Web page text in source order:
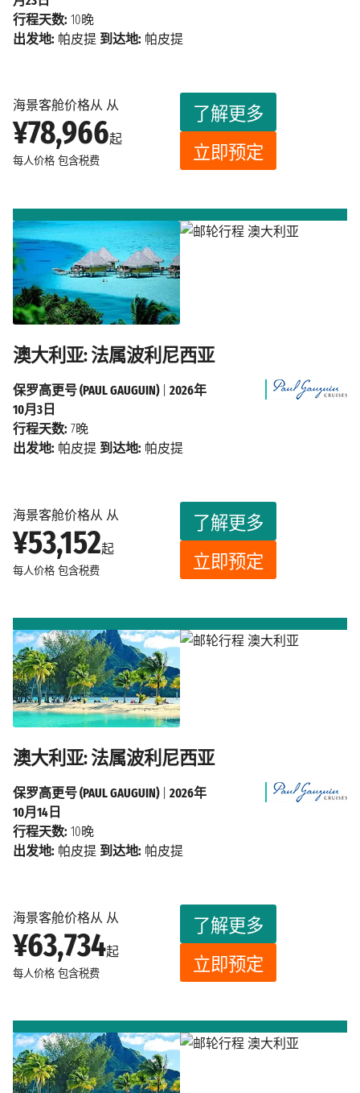
海景客舱价格从 从
¥78,966起
每人价格 包含税费
了解更多
立即预定
行程天数: 10晚
出发地: 帕皮提 到达地: 帕皮提
澳大利亚: 法属波利尼西亚
海景客舱价格从 从
¥53,152起
每人价格 包含税费
了解更多
立即预定
保罗高更号 (PAUL GAUGUIN)| 2026年
10月3日
行程天数: 7晚
出发地: 帕皮提 到达地: 帕皮提
澳大利亚: 法属波利尼西亚
海景客舱价格从 从
¥63,734起
每人价格 包含税费
了解更多
立即预定
保罗高更号 (PAUL GAUGUIN)| 2026年
10月14日
行程天数: 10晚
出发地: 帕皮提 到达地: 帕皮提